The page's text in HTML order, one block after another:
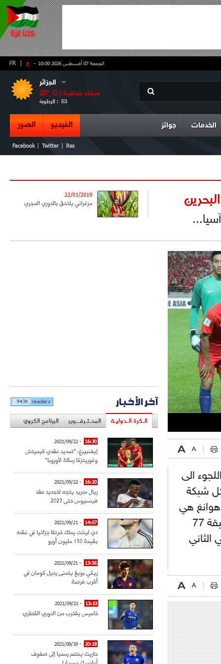
- ع FR الجمعة 07 أغسطس 2026 10:00
الجزائر
28° C | سماء صافية
الرطوبة : 53
الخدمات جوائز الفيديو الصور
Facebook Twitter Rss
22/01/2019
مزغراني يلتحق بالدوري المجري
الى
شبكة
اللاعب هوانغ هي
تشان …. وانتفض المنتخب البحريني وخطف التعادل في الدقيقة 77
آخر الأخبار
الـكرة الـدوليـة المحـتـرفــون البرنامج الكروي
16:30
- 2021/09/22
إيفنبيرغ: "تمديد عقدي كيميتش
وغوريتزكا رسالة لأوروبا"
16:20
- 2021/09/22
ريال مدريد يتجه لتجديد عقد
فينسيوس حتى 2027
14:07
- 2021/09/21
دي ليخت يملك شرطا جزائيا في عقده
بقيمة 150 مليون أورو
13:56
- 2021/09/21
ريكي بويغ يتمنى رحيل كومان في
أقرب فرصة
13:33
- 2021/09/21
خاميس يقترب من الدوري القطري
20:18
- 2021/08/30
حاريث ينضم رسميا إلى صفوف